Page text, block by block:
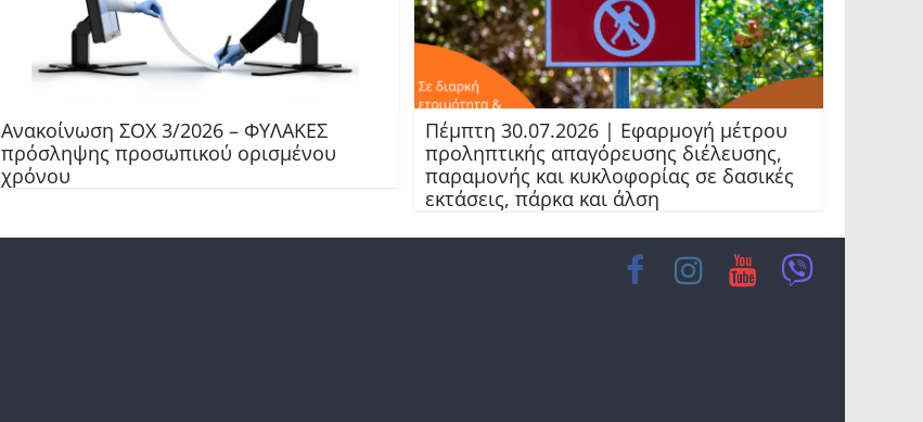
Ανακοίνωση ΣΟΧ 3/2026 – ΦΥΛΑΚΕΣ
πρόσληψης προσωπικού ορισμένου
χρόνου
Πέμπτη 30.07.2026 | Εφαρμογή μέτρου
προληπτικής απαγόρευσης διέλευσης,
παραμονής και κυκλοφορίας σε δασικές
εκτάσεις, πάρκα και άλση